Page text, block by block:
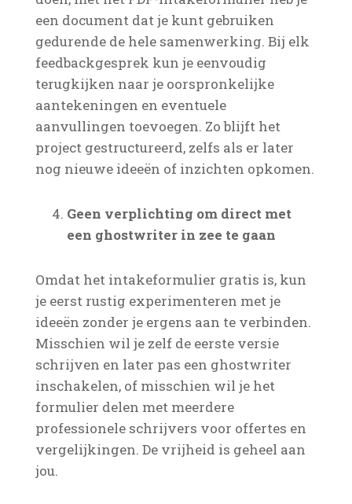
een document dat je kunt gebruiken
gedurende de hele samenwerking. Bij elk
feedbackgesprek kun je eenvoudig
terugkijken naar je oorspronkelijke
aantekeningen en eventuele
aanvullingen toevoegen. Zo blijft het
project gestructureerd, zelfs als er later
nog nieuwe ideeën of inzichten opkomen.
Geen verplichting om direct met
een ghostwriter in zee te gaan
Omdat het intakeformulier gratis is, kun
je eerst rustig experimenteren met je
ideeën zonder je ergens aan te verbinden.
Misschien wil je zelf de eerste versie
schrijven en later pas een ghostwriter
inschakelen, of misschien wil je het
formulier delen met meerdere
professionele schrijvers voor offertes en
vergelijkingen. De vrijheid is geheel aan
jou.